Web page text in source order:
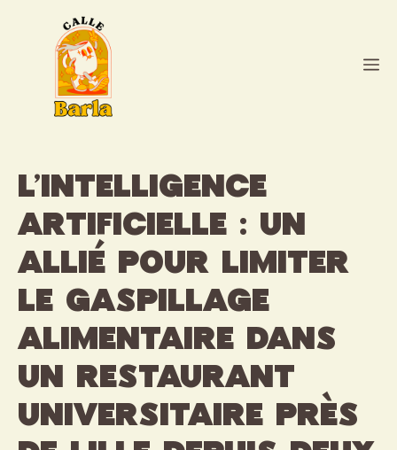
L’Intelligence
Artificielle : Un
allié pour limiter
le gaspillage
alimentaire dans
un restaurant
universitaire près